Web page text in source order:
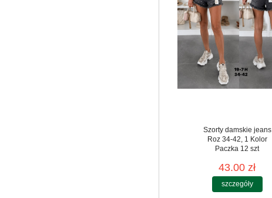
Szorty damskie jeans
Roz 34-42, 1 Kolor
Paczka 12 szt
43.00 zł
szczegóły